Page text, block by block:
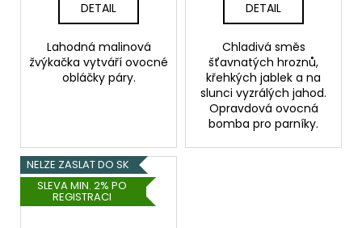
DETAIL
Lahodná malinová
žvýkačka vytváří ovocné
obláčky páry.
DETAIL
Chladivá směs
šťavnatých hroznů,
křehkých jablek a na
slunci vyzrálých jahod.
Opravdová ovocná
bomba pro parníky.
NELZE ZASLAT DO SK
SLEVA MIN. 2% PO
REGISTRACI